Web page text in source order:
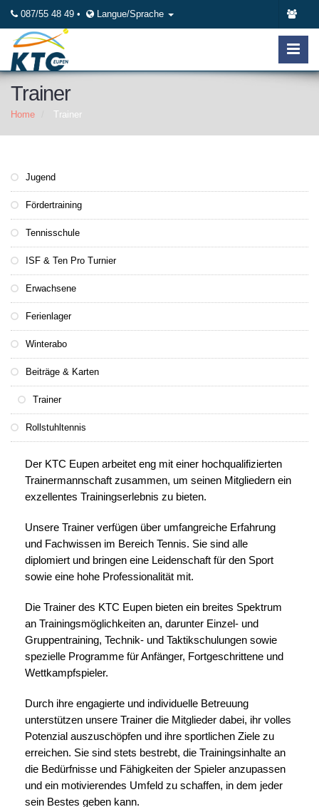
087/55 48 49 • Langue/Sprache
Trainer
Home Trainer
Jugend
Fördertraining
Tennisschule
ISF & Ten Pro Turnier
Erwachsene
Ferienlager
Winterabo
Beiträge & Karten
Trainer
Rollstuhltennis
Der KTC Eupen arbeitet eng mit einer hochqualifizierten
Trainermannschaft zusammen, um seinen Mitgliedern ein
exzellentes Trainingserlebnis zu bieten.
Unsere Trainer verfügen über umfangreiche Erfahrung
und Fachwissen im Bereich Tennis. Sie sind alle
diplomiert und bringen eine Leidenschaft für den Sport
sowie eine hohe Professionalität mit.
Die Trainer des KTC Eupen bieten ein breites Spektrum
an Trainingsmöglichkeiten an, darunter Einzel- und
Gruppentraining, Technik- und Taktikschulungen sowie
spezielle Programme für Anfänger, Fortgeschrittene und
Wettkampfspieler.
Durch ihre engagierte und individuelle Betreuung
unterstützen unsere Trainer die Mitglieder dabei, ihr volles
Potenzial auszuschöpfen und ihre sportlichen Ziele zu
erreichen. Sie sind stets bestrebt, die Trainingsinhalte an
die Bedürfnisse und Fähigkeiten der Spieler anzupassen
und ein motivierendes Umfeld zu schaffen, in dem jeder
sein Bestes geben kann.